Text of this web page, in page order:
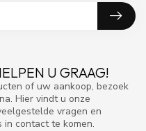
U GRAAG!
of uw aankoop, bezoek
Hier vindt u onze
vragen en
in contact te komen.